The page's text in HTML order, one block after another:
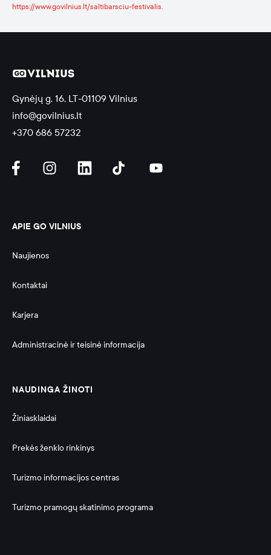
https://www.govilnius.lt/saltibarsciu-festivalis.
Gynėjų g. 16, LT-01109 Vilnius
info@govilnius.lt
+370 686 57232
APIE GO VILNIUS
Naujienos
Kontaktai
Karjera
Administracinė ir teisinė informacija
NAUDINGA ŽINOTI
Žiniasklaidai
Prekės ženklo rinkinys
Turizmo informacijos centras
Turizmo pramogų skatinimo programa